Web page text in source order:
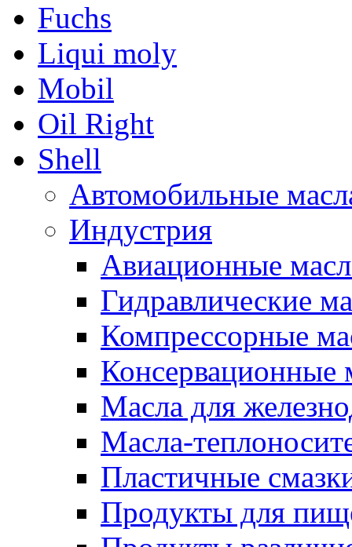
Fuchs
Liqui moly
Mobil
Oil Right
Shell
Автомобильные
Индустрия
Авиационные
Гидравлические
Компрессорные
Консервационные
Масла для
Масла-
Пластичные
Продукты для